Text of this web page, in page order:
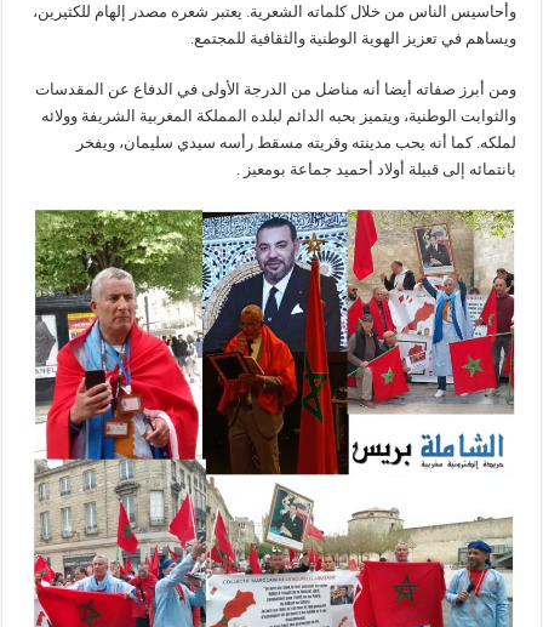
وأحاسيس الناس من خلال كلماته الشعرية. يعتبر شعره مصدر إلهام للكثيرين،
ويساهم في تعزيز الهوية الوطنية والثقافية للمجتمع.
ومن أبرز صفاته أيضا أنه مناضل من الدرجة الأولى في الدفاع عن المقدسات
والثوابت الوطنية، ويتميز بحبه الدائم لبلده المملكة المغربية الشريفة وولائه
لملكه. كما أنه يحب مدينته وقريته مسقط رأسه سيدي سليمان، ويفخر
بانتمائه إلى قبيلة أولاد أحميد جماعة بومعيز .